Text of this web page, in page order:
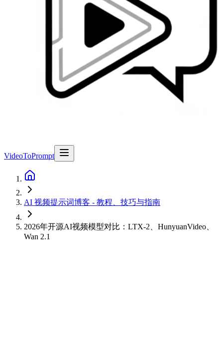
VideoToPrompt
AI 视频提示词博客 - 教程、技巧与指南
2026年开源AI视频模型对比：LTX-2、HunyuanVideo、
Wan 2.1